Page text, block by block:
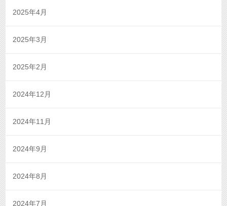
2025年4月
2025年3月
2025年2月
2024年12月
2024年11月
2024年9月
2024年8月
2024年7月